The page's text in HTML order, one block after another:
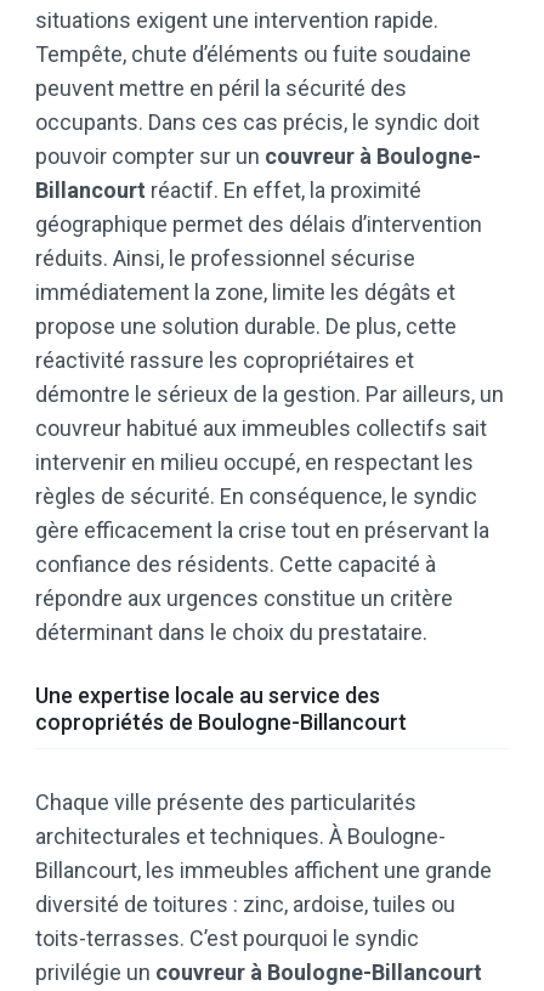
situations exigent une intervention rapide.
Tempête, chute d’éléments ou fuite soudaine
peuvent mettre en péril la sécurité des
occupants. Dans ces cas précis, le syndic doit
pouvoir compter sur un couvreur à Boulogne-
Billancourt réactif. En effet, la proximité
géographique permet des délais d’intervention
réduits. Ainsi, le professionnel sécurise
immédiatement la zone, limite les dégâts et
propose une solution durable. De plus, cette
réactivité rassure les copropriétaires et
démontre le sérieux de la gestion. Par ailleurs, un
couvreur habitué aux immeubles collectifs sait
intervenir en milieu occupé, en respectant les
règles de sécurité. En conséquence, le syndic
gère efficacement la crise tout en préservant la
confiance des résidents. Cette capacité à
répondre aux urgences constitue un critère
déterminant dans le choix du prestataire.
Une expertise locale au service des
copropriétés de Boulogne-Billancourt
Chaque ville présente des particularités
architecturales et techniques. À Boulogne-
Billancourt, les immeubles affichent une grande
diversité de toitures : zinc, ardoise, tuiles ou
toits-terrasses. C’est pourquoi le syndic
privilégie un couvreur à Boulogne-Billancourt